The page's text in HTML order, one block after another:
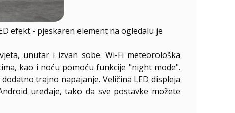
efekt - pjeskaren element na ogledalu je
unutar i izvan sobe. Wi-Fi meteorološka
kao i noću pomoću funkcije "night mode".
trajno napajanje. Veličina LED displeja
uređaje, tako da sve postavke možete